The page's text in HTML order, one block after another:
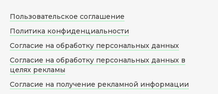
Пользовательское соглашение
Политика конфиденциальности
Согласие на обработку персональных данных
Согласие на обработку персональных данных в
целях рекламы
Согласие на получение рекламной информации